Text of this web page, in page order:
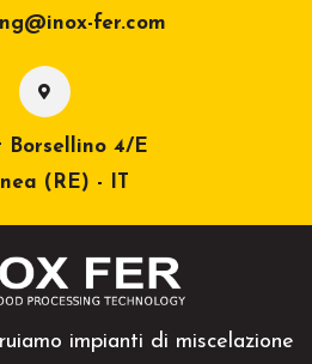
fer.com
Borsellino 4/E
(RE) - IT
impianti di miscelazione